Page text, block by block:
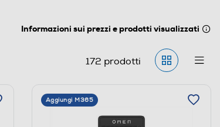
Informazioni sui prezzi e prodotti visualizzati
172 prodotti
Aggiungi M365